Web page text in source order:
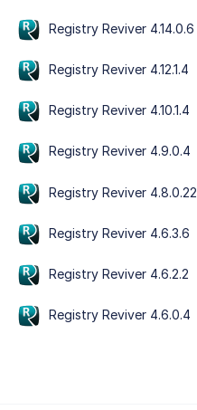
Registry Reviver 4.14.0.6
Registry Reviver 4.12.1.4
Registry Reviver 4.10.1.4
Registry Reviver 4.9.0.4
Registry Reviver 4.8.0.22
Registry Reviver 4.6.3.6
Registry Reviver 4.6.2.2
Registry Reviver 4.6.0.4